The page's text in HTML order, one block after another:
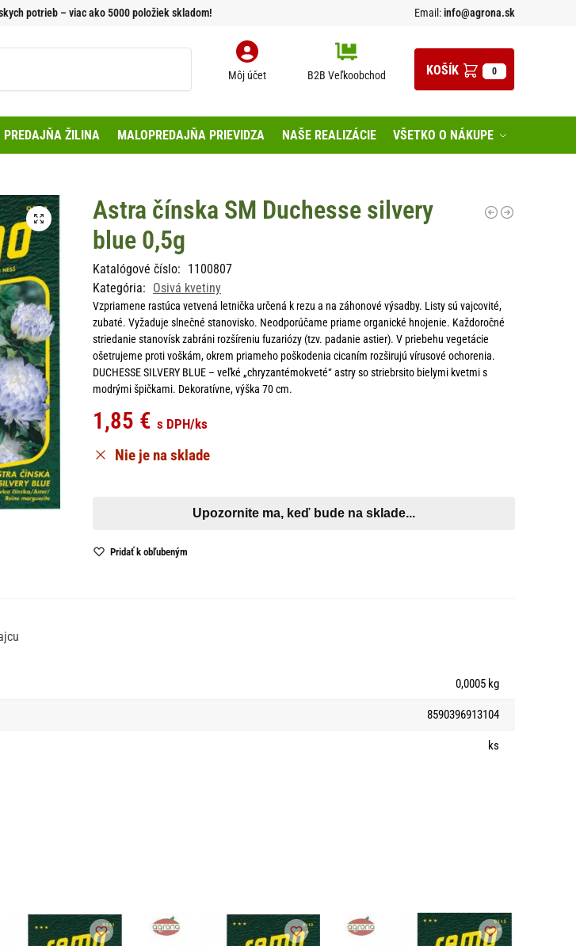
potrieb – viac ako 5000 položiek skladom! Email:info@agrona.sk
Môj účet B2B Veľkoobchod 0
PREDAJŇA ŽILINA MALOPREDAJŇA PRIEVIDZA NAŠE REALIZÁCIE VŠETKO O NÁKUPE
Astra čínska SM Duchesse silvery
blue 0,5g
Katalógové číslo: 1100807
Kategória: Osivá kvetiny
Vzpriamene rastúca vetvená letnička určená k rezu a na záhonové výsadby. Listy sú vajcovité,
zubaté. Vyžaduje slnečné stanovisko. Neodporúčame priame organické hnojenie. Každoročné
striedanie stanovísk zabráni rozšíreniu fuzariózy (tzv. padanie astier). V priebehu vegetácie
ošetrujeme proti voškám, okrem priameho poškodenia cicaním rozširujú vírusové ochorenia.
DUCHESSE SILVERY BLUE – veľké „chryzantémokveté“ astry so striebrsito bielymi kvetmi s
modrými špičkami. Dekoratívne, výška 70 cm.
1,85 € s DPH/ks
Nie je na sklade
Pridať k obľubeným
0,0005 kg
8590396913104
ks